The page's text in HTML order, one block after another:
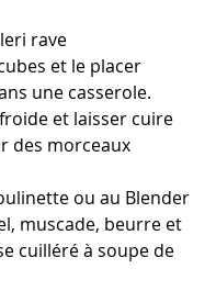
rave
et le placer
une casserole.
et laisser cuire
des morceaux
ou au Blender
muscade, beurre et
cuilléré à soupe de